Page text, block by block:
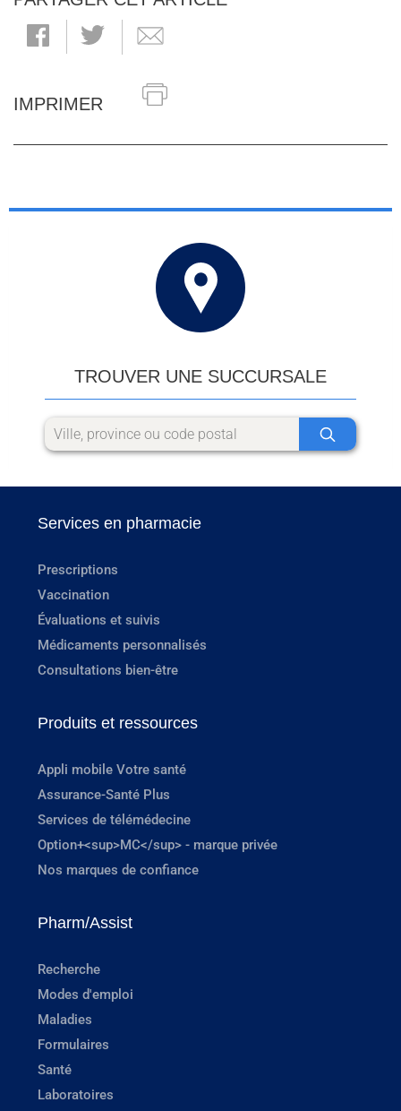
IMPRIMER
TROUVER UNE SUCCURSALE
Services en pharmacie
Prescriptions
Vaccination
Évaluations et suivis
Médicaments personnalisés
Consultations bien-être
Produits et ressources
Appli mobile Votre santé
Assurance-Santé Plus
Services de télémédecine
Option+<sup>MC</sup> - marque privée
Nos marques de confiance
Pharm/Assist
Recherche
Modes d'emploi
Maladies
Formulaires
Santé
Laboratoires